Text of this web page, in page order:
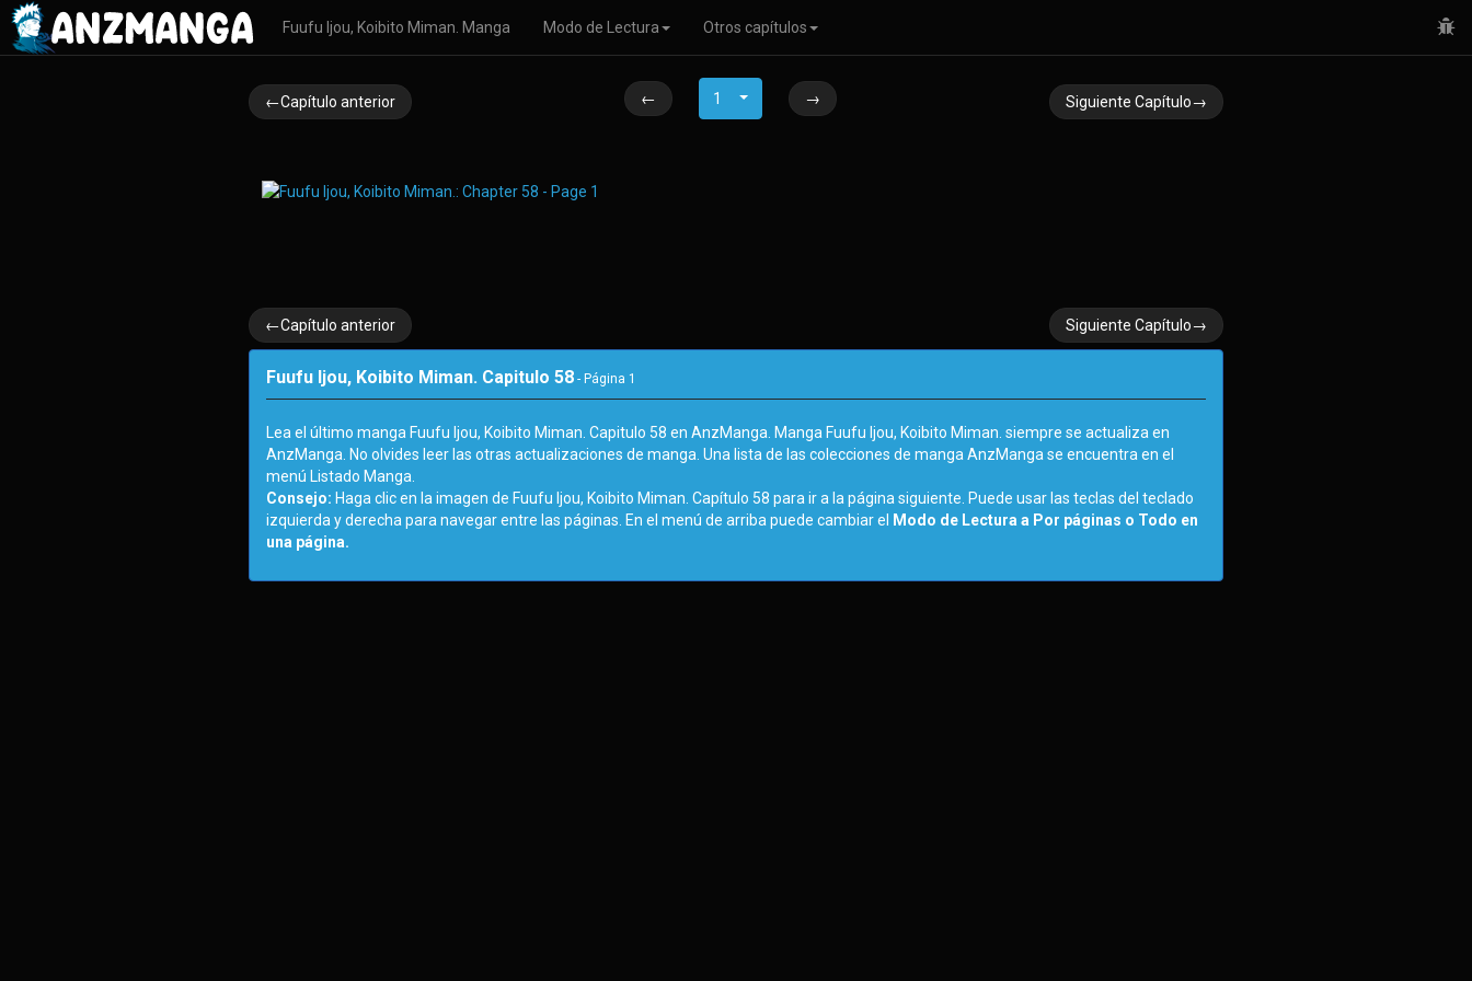
Fuufu Ijou, Koibito Miman. Manga Modo de Lectura Otros capítulos
←Capítulo anterior Siguiente Capítulo→
← 1 →
←Capítulo anterior Siguiente Capítulo→
Fuufu Ijou, Koibito Miman. Capitulo 58 - Página 1
Lea el último manga Fuufu Ijou, Koibito Miman. Capitulo 58 en AnzManga. Manga Fuufu Ijou, Koibito Miman. siempre se actualiza en
AnzManga. No olvides leer las otras actualizaciones de manga. Una lista de las colecciones de manga AnzManga se encuentra en el
menú Listado Manga.
Consejo: Haga clic en la imagen de Fuufu Ijou, Koibito Miman. Capítulo 58 para ir a la página siguiente. Puede usar las teclas del teclado
izquierda y derecha para navegar entre las páginas. En el menú de arriba puede cambiar el
Modo de Lectura a Por páginas o Todo en
una página.